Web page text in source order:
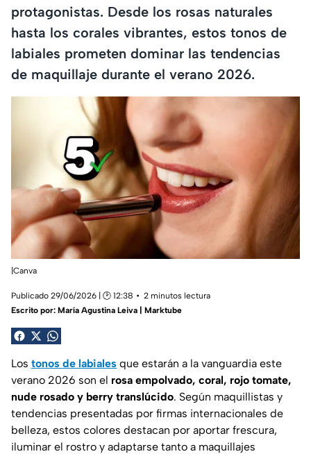
protagonistas. Desde los rosas naturales
hasta los corales vibrantes, estos tonos de
labiales prometen dominar las tendencias
de maquillaje durante el verano 2026.
|Canva
Publicado 29/06/2026 | 🕑 12:38
2 minutos lectura
Escrito por: María Agustina Leiva | Marktube
Los tonos de labiales que estarán a la vanguardia este
verano 2026 son el rosa empolvado, coral, rojo tomate,
nude rosado y berry translúcido. Según maquillistas y
tendencias presentadas por firmas internacionales de
belleza, estos colores destacan por aportar frescura,
iluminar el rostro y adaptarse tanto a maquillajes